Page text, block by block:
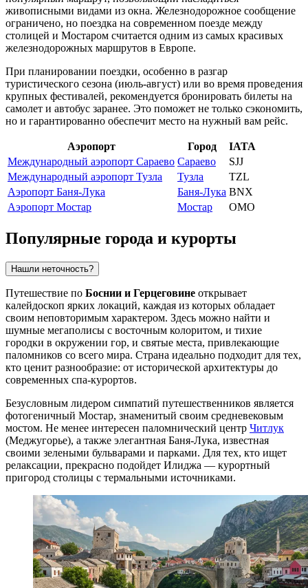
живописными видами из окна. Железнодорожное сообщение
ограничено, но поездка на современном поезде между
столицей и Мостаром считается одним из самых красивых
железнодорожных маршрутов в Европе.
При планировании поездки, особенно в разгар
туристического сезона (июль-август) или во время проведения
крупных фестивалей, рекомендуется бронировать билеты на
самолет и автобус заранее. Это поможет не только сэкономить,
но и гарантированно обеспечит место на нужный вам рейс.
Аэропорт Город
IATA
Международный аэропорт Сараево Сараево
SJJ
Международный аэропорт Тузла
Тузла
TZL
Аэропорт Баня-Лука
Баня-Лука BNX
Аэропорт Мостар
Мостар OMO
Популярные города и курорты
Нашли неточность?
Путешествие по Боснии и Герцеговине открывает
калейдоскоп ярких локаций, каждая из которых обладает
своим неповторимым характером. Здесь можно найти и
шумные мегаполисы с восточным колоритом, и тихие
городки в окружении гор, и святые места, привлекающие
паломников со всего мира. Страна идеально подходит для тех,
кто ценит разнообразие: от исторической архитектуры до
современных спа-курортов.
Безусловным лидером симпатий путешественников является
фотогеничный Мостар, знаменитый своим средневековым
мостом. Не менее интересен паломнический центр Читлук
(Меджугорье), а также элегантная Баня-Лука, известная
своими зелеными бульварами и парками. Для тех, кто ищет
релаксации, прекрасно подойдет Илиджа — курортный
пригород столицы с термальными источниками.